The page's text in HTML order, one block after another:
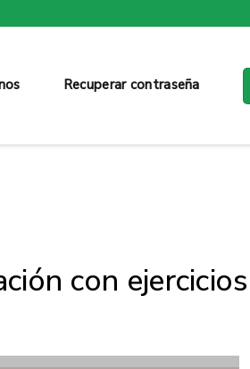
Recuperar contraseña
con ejercicios